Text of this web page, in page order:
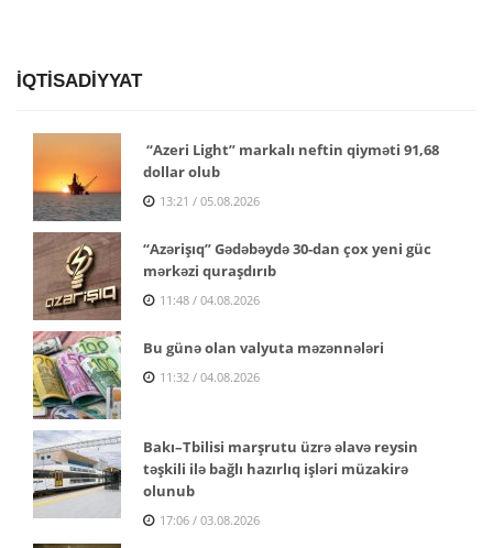
İQTİSADİYYAT
“Azeri Light” markalı neftin qiyməti 91,68
dollar olub
13:21 / 05.08.2026
“Azərişıq” Gədəbəydə 30-dan çox yeni güc
mərkəzi quraşdırıb
11:48 / 04.08.2026
Bu günə olan valyuta məzənnələri
11:32 / 04.08.2026
Bakı–Tbilisi marşrutu üzrə əlavə reysin
təşkili ilə bağlı hazırlıq işləri müzakirə
olunub
17:06 / 03.08.2026